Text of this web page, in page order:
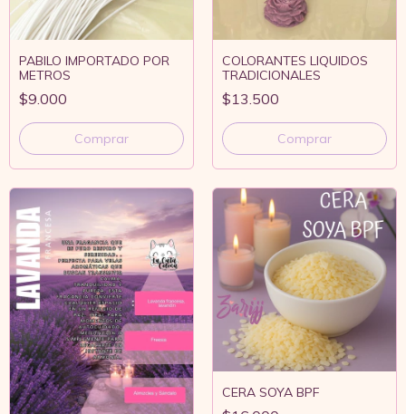
PABILO IMPORTADO POR
METROS
$9.000
Comprar
COLORANTES LIQUIDOS
TRADICIONALES
$13.500
Comprar
CERA SOYA BPF